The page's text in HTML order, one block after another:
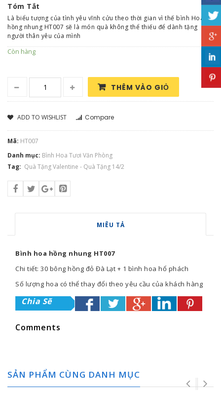
Tóm Tắt
Là biểu tượng của tình yêu vĩnh cửu theo thời gian vì thế bình Hoa
hồng nhung HT007 sẽ là món quà không thể thiếu để dành tặng
người thân yêu của mình
Còn hàng
THÊM VÀO GIỎ
ADD TO WISHLIST Compare
Mã: HT007
Danh mục: Bình Hoa Tươi Văn Phòng
Tag: Quà Tặng Valentine - Quà Tặng 14/2
MIÊU TẢ
Bình hoa hồng nhung HT007
Chi tiết: 30 bông hồng đỏ Đà Lạt + 1 bình hoa hổ phách
Số lượng hoa có thể thay đổi theo yêu cầu của khách hàng
Chia Sẽ
Comments
SẢN PHẨM CÙNG DANH MỤC